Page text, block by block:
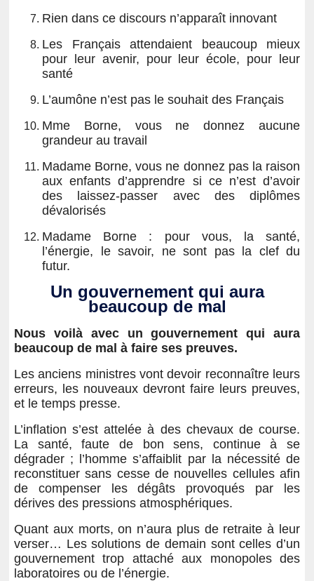
Rien dans ce discours n’apparaît innovant
Les Français attendaient beaucoup mieux
pour leur avenir, pour leur école, pour leur
santé
L’aumône n’est pas le souhait des Français
Mme Borne, vous ne donnez aucune
grandeur au travail
Madame Borne, vous ne donnez pas la raison
aux enfants d’apprendre si ce n’est d’avoir
des laissez-passer avec des diplômes
dévalorisés
Madame Borne : pour vous, la santé,
l’énergie, le savoir, ne sont pas la clef du
futur.
Un gouvernement qui aura
beaucoup de mal
Nous voilà avec un gouvernement qui aura
beaucoup de mal à faire ses preuves.
Les anciens ministres vont devoir reconnaître leurs
erreurs, les nouveaux devront faire leurs preuves,
et le temps presse.
L’inflation s’est attelée à des chevaux de course.
La santé, faute de bon sens, continue à se
dégrader ; l’homme s’affaiblit par la nécessité de
reconstituer sans cesse de nouvelles cellules afin
de compenser les dégâts provoqués par les
dérives des pressions atmosphériques.
Quant aux morts, on n’aura plus de retraite à leur
verser… Les solutions de demain sont celles d’un
gouvernement trop attaché aux monopoles des
laboratoires ou de l’énergie.